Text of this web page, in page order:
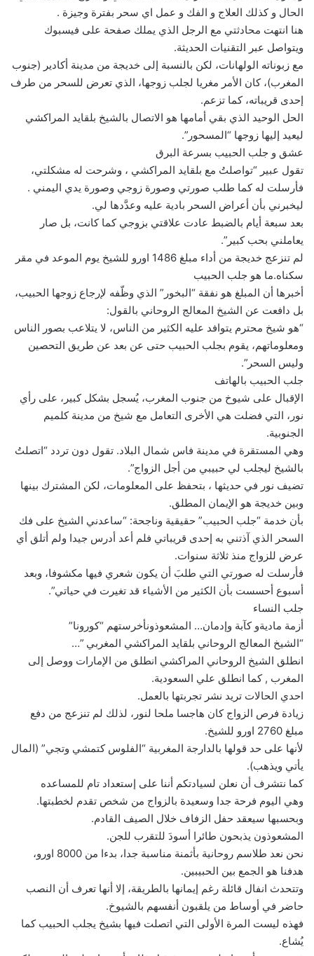
الحال و كذلك العلاج و الفك و عمل اي سحر بفترة وجيزة .
هنا انتهت محادثتي مع الرجل الذي يملك صفحة على فيسبوك
ويتواصل عبر التقنيات الحديثة.
مع زبوناته الولهانات، لكن بالنسبة إلى خديجة من مدينة أكادير (جنوب
المغرب)، كان الأمر مغريا لجلب زوجها، الذي تعرض للسحر من طرف
إحدى قريباته، كما تزعم.
الحل الوحيد الذي بقي أمامها هو الاتصال بالشيخ بلقايد المراكشي
ليعيد إليها زوجها “المسحور”.
عشق و جلب الحبيب بسرعة البرق
تقول عبير “تواصلتُ مع بلقايد المراكشي ، وشرحت له مشكلتي،
فأرسلت له كما طلب صورتي وصورة زوجي وصورة يدي اليمني .
ليخبرني بأن أعراض السحر بادية عليه وعدَّدها لي.
بعد سبعة أيام بالضبط عادت علاقتي بزوجي كما كانت، بل صار
يعاملني بحب كبير”.
لم تنزعج خديجة من أداء مبلغ 1486 اورو للشيخ يوم الموعد في مقر
سكناه.ما هو جلب الحبيب
أخبرها أن المبلغ هو نفقة “البخور” الذي وظّفه لإرجاع زوجها الحبيب،
بل دافعت عن الشيخ المعالج الروحاني بالقول:
“هو شيخ محترم يتوافد عليه الكثير من الناس، لا يتلاعب بصور الناس
ومعلوماتهم، يقوم بجلب الحبيب حتى عن بعد عن طريق التحصين
وليس السحر”.
جلب الحبيب بالهاتف
الإقبال على شيوخ من جنوب المغرب، يُسجل بشكل كبير، على رأي
نور، التي فضلت هي الأخرى التعامل مع شيخ من مدينة كلميم
الجنوبية.
وهي المستقرة في مدينة فاس شمال البلاد. تقول دون تردد “اتصلتُ
بالشيخ ليجلب لي حبيبي من أجل الزواج”.
تضيف نور في حديثها ، بتحفظ على المعلومات، لكن المشترك بينها
وبين خديجة هو الإيمان المطلق.
بأن خدمة “جلب الحبيب” حقيقية وناجحة: “ساعدني الشيخ على فك
السحر الذي آذتني به إحدى قريباتي فلم أعد أدرس جيدا ولم أتلق أي
عرض للزواج منذ ثلاثة سنوات.
فأرسلت له صورتي التي طلبَ أن يكون شعري فيها مكشوفا، وبعد
أسبوع أحسست بأن الكثير من الأشياء قد تغيرت في حياتي”.
جلب النساء
أزمة ماديةو كآبة وإدمان… المشعوذونأخرستهم “كورونا”
“الشيخ المعالج الروحاني بلقايد المراكشي المغربي ”…
انطلق الشيخ الروحاني المراكشي انطلق من الإمارات ووصل إلى
المغرب , كما انطلق علي السعودية.
احدي الحالات تريد نشر تجربتها بالعمل.
زيادة فرص الزواج كان هاجسا ملحا لنور، لذلك لم تنزعج من دفع
مبلغ 2760 اورو للشيخ.
لأنها على حد قولها بالدارجة المغربية “الفلوس كتمشي وتجي” (المال
يأتي ويذهب).
كما نتشرف أن نعلن لسيادتكم أننا على إستعداد تام للمساعده
وهي اليوم فرحة جدا وسعيدة بالزواج من شخص تقدم لخطبتها.
وبحسبها سيعقد حفل الزفاف خلال الصيف القادم.
المشعوذون يذبحون طائرا أسودَ للتقرب للجن.
نحن نعد طلاسم روحانية بأثمنة مناسبة جدا، بدءا من 8000 اورو،
هدفنا هو الجمع بين الحبيبين.
وتتحدث انفال قائلة رغم إيمانها بالطريقة، إلا أنها تعرف أن النصب
حاضر في أوساط من يلقبون أنفسهم بالشيوخ.
فهذه ليست المرة الأولى التي اتصلت فيها بشيخ يجلب الحبيب كما
يُشاع.